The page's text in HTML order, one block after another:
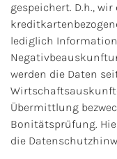
gespeichert. D.h.,
lediglich
werden die Daten
Übermittlung
Bonitätsprüfung.
die